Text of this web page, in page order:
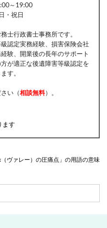
～19:00
・祝日
士行政書士事務所です。
認定実務経験、損害保険会社
験、開業後の長年のサポート
が適正な後遺障害等級認定を
す。
い（相談無料）。
ます
（ヴァレー）の圧痛点」の用語の意味